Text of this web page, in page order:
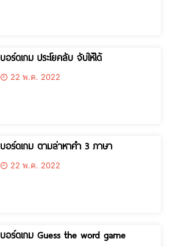
บอร์ดเกม ประโยคลับ จับให้ได้
22 พ.ค. 2022
บอร์ดเกม ตามล่าหาคำ 3 ภาษา
22 พ.ค. 2022
บอร์ดเกม Guess the word game